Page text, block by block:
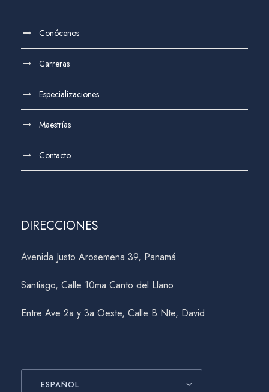
Conócenos
Carreras
Especializaciones
Maestrías
Contacto
DIRECCIONES
Avenida Justo Arosemena 39, Panamá
Santiago, Calle 10ma Canto del Llano
Entre Ave 2a y 3a Oeste, Calle B Nte, David
ESPAÑOL